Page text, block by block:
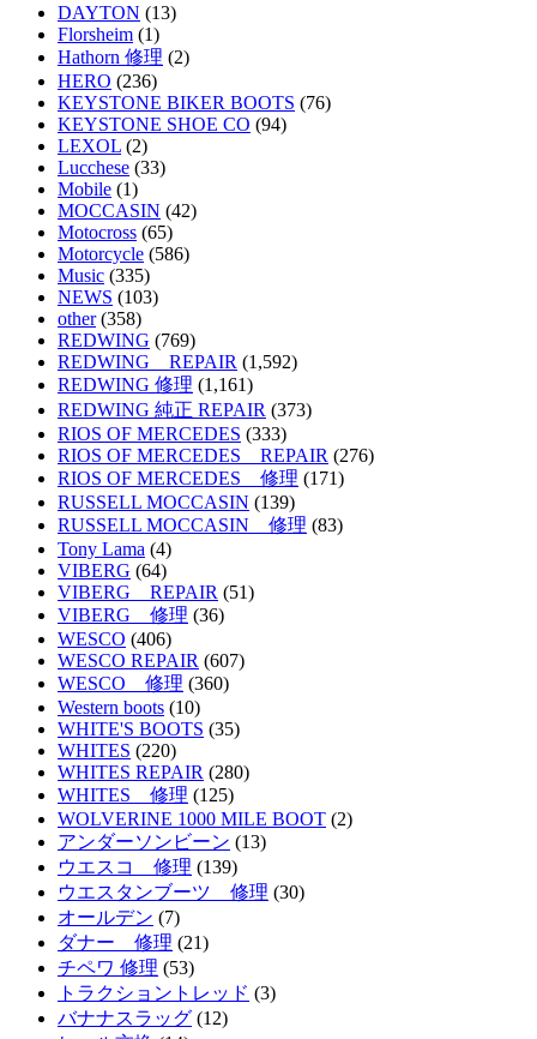
DAYTON (13)
Florsheim (1)
Hathorn 修理 (2)
HERO (236)
KEYSTONE BIKER BOOTS (76)
KEYSTONE SHOE CO (94)
LEXOL (2)
Lucchese (33)
Mobile (1)
MOCCASIN (42)
Motocross (65)
Motorcycle (586)
Music (335)
NEWS (103)
other(358)
REDWING (769)
REDWING REPAIR (1,592)
REDWING 修理 (1,161)
REDWING 純正 REPAIR (373)
RIOS OF MERCEDES (333)
RIOS OF MERCEDES REPAIR (276)
RIOS OF MERCEDES 修理 (171)
RUSSELL MOCCASIN (139)
RUSSELL MOCCASIN 修理 (83)
Tony Lama (4)
VIBERG (64)
VIBERG REPAIR (51)
VIBERG 修理 (36)
WESCO (406)
WESCO REPAIR (607)
WESCO 修理 (360)
Western boots (10)
WHITE'S BOOTS (35)
WHITES (220)
WHITES REPAIR (280)
WHITES 修理 (125)
WOLVERINE 1000 MILE BOOT (2)
アンダーソンビーン (13)
ウエスコ 修理 (139)
ウエスタンブーツ 修理 (30)
オールデン (7)
ダナー 修理 (21)
チペワ 修理 (53)
トラクショントレッド (3)
バナナスラッグ (12)